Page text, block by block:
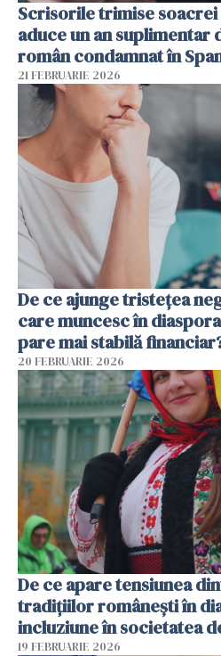
Scrisorile trimise
aduce un an suplimentar
român condamnat în
21 FEBRUARIE 2026
De ce ajunge tristețea
care muncesc în
pare mai stabilă
20 FEBRUARIE 2026
De ce apare tensiunea
tradițiilor românești în
incluziune în societatea
19 FEBRUARIE 2026